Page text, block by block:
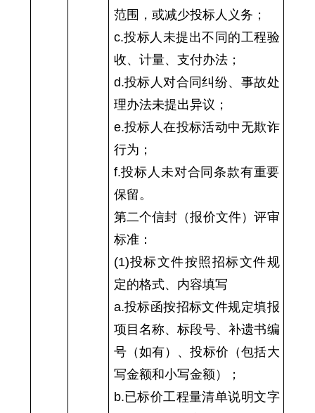
范围，或减少投标人义务；
c.投标人未提出不同的工程验
收、计量、支付办法；
d.投标人对合同纠纷、事故处
理办法未提出异议；
e.投标人在投标活动中无欺诈
行为；
f.投标人未对合同条款有重要
保留。
第二个信封（报价文件）评审
标准：
(1)投标文件按照招标文件规
定的格式、内容填写
a.投标函按招标文件规定填报
项目名称、标段号、补遗书编
号（如有）、投标价（包括大
写金额和小写金额）；
b.已标价工程量清单说明文字